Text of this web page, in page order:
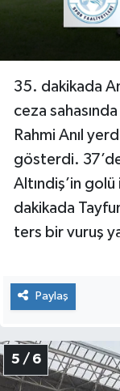
35. dakikada
ceza
Rahmi Anıl
gösterdi.
Altındiş’in
dakikada
ters bir vuruş
Paylaş
5 / 6